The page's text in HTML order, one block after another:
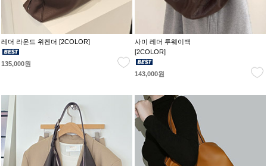
레더 라운드 위켄더 [2COLOR]
135,000원
사미 레더 투웨이백
[2COLOR]
143,000원